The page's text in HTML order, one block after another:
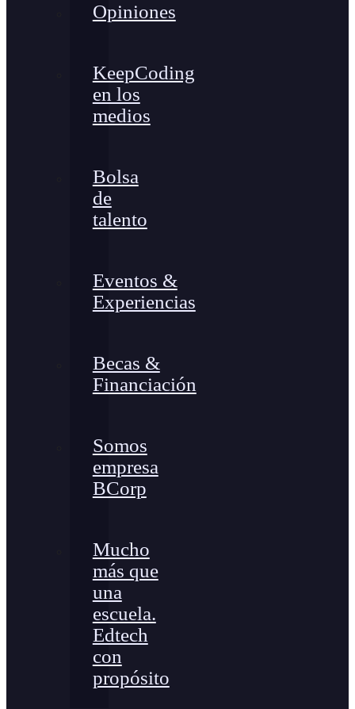
Opiniones
KeepCoding
en los
medios
Bolsa
de
talento
Eventos &
Experiencias
Becas &
Financiación
Somos
empresa
BCorp
Mucho
más que
una
escuela.
Edtech
con
propósito